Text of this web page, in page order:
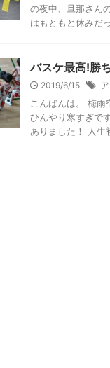
の夜中、旦那さん
はもともと休みだ
バスケ最高!勝
2019/6/15
こんばんは。 梅雨
ひんやり寒すぎで
ありました！ 人生